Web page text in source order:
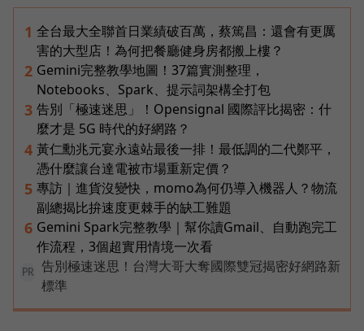
1 全台最大全聯首日業績破百萬，蔡篤昌：還會有更厲
害的大型店！為何把餐廳健身房都搬上樓？
2 Gemini完整教學地圖！37篇實測整理，
Notebooks、Spark、提示詞架構全打包
3 告別「極速迷思」！Opensignal 國際評比揭密：什
麼才是 5G 時代的好網路？
4 黃仁勳兆元宴永遠站最後一排！最低調的二代鄭平，
憑什麼讓台達電被市場重新定價？
5 專訪｜進貨沒變快，momo為何仍導入機器人？物流
副總揭比拚速度更棘手的缺工難題
6 Gemini Spark完整教學｜幫你讀Gmail、自動跑完工
作流程，3個超實用情境一次看
PR
告別極速迷思！台灣大哥大奪國際雙冠揭密好網路新
標準